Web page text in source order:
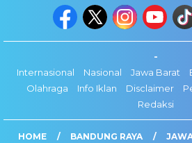
-
Internasional
Nasional Jawa Barat
Olahraga
Info Iklan Disclaimer
Redaksi
HOME BANDUNG RAYA